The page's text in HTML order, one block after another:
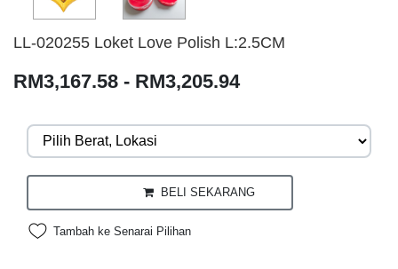
LL-020255 Loket Love Polish L:2.5CM
RM3,167.58 - RM3,205.94
BELI SEKARANG
Tambah ke Senarai Pilihan